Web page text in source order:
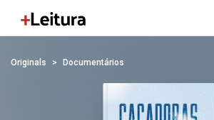
Originals Documentários